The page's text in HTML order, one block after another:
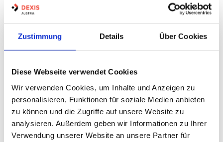
Zustimmung Details Über Cookies
Diese Webseite verwendet Cookies
Wir verwenden Cookies, um Inhalte und Anzeigen zu
personalisieren, Funktionen für soziale Medien anbieten
zu können und die Zugriffe auf unsere Website zu
analysieren. Außerdem geben wir Informationen zu Ihrer
Verwendung unserer Website an unsere Partner für
Länge: -
STK
Auf Lager
Lager anzeigen
Print